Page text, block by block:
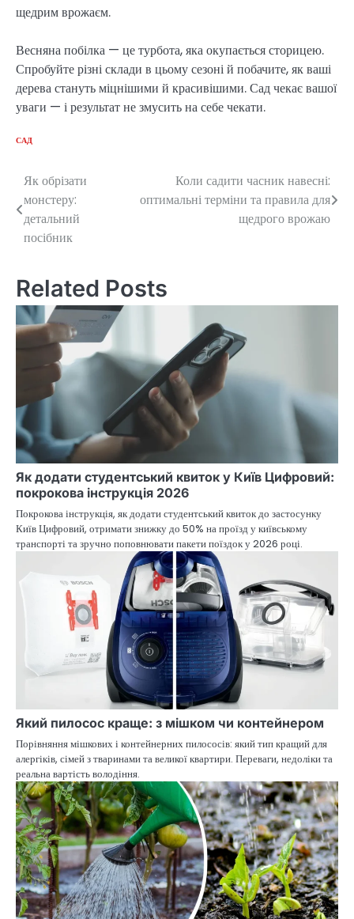
щедрим врожаєм.
Весняна побілка — це турбота, яка окупається сторицею.
Спробуйте різні склади в цьому сезоні й побачите, як ваші
дерева стануть міцнішими й красивішими. Сад чекає вашої
уваги — і результат не змусить на себе чекати.
САД
Post
navigation
Як обрізати
монстеру:
детальний
посібник
Коли садити часник навесні:
оптимальні терміни та правила для
щедрого врожаю
Related Posts
Як додати студентський квиток у Київ Цифровий:
покрокова інструкція 2026
Покрокова інструкція, як додати студентський квиток до застосунку
Київ Цифровий, отримати знижку до 50% на проїзд у київському
транспорті та зручно поповнювати пакети поїздок у 2026 році.
Який пилосос краще: з мішком чи контейнером
Порівняння мішкових і контейнерних пилососів: який тип кращий для
алергіків, сімей з тваринами та великої квартири. Переваги, недоліки та
реальна вартість володіння.